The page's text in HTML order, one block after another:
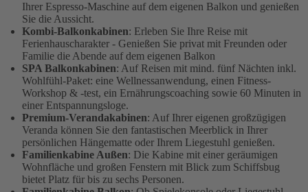
Ihrer Espresso-Maschine auf dem eigenen Balkon und genießen
Sie die Aussicht.
Kombi-Balkonkabinen: Erleben Sie Ihre Reise mit
Ferienhauscharakter - Genießen Sie privat mit Freunden oder
Familie die Abende auf dem eigenen Balkon
SPA Balkonkabinen: Auf Reisen mit mind. fünf Nächten inkl.
Wohlfühl-Paket: eine Wellnessanwendung, einen Fitness-
Workshop & -test, ein Ernährungscoaching sowie 60 Minuten in
einer Entspannungsloge.
Premium-Verandakabinen: Auf Ihrer eigenen großzügigen
Veranda können Sie den fantastischen Meerblick in Ihrer
persönlichen Hängematte oder Ihrem Liegestuhl genießen.
Familienkabine Außen: Die Kabine mit einer geräumigen
Wohnfläche und großen Fenstern mit Blick zum Schiffsbug
bietet Platz für bis zu sechs Personen.